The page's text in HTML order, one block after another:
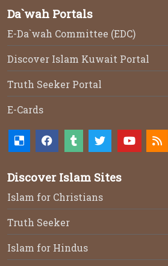
Da`wah Portals
E-Da`wah Committee (EDC)
Discover Islam Kuwait Portal
Truth Seeker Portal
E-Cards
Discover Islam Sites
Islam for Christians
Truth Seeker
Islam for Hindus